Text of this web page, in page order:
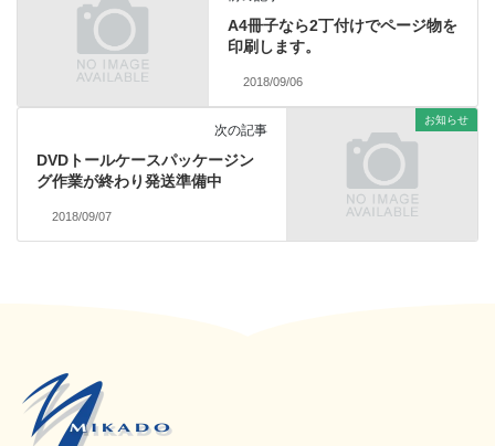
A4冊子なら2丁付けでページ物を
印刷します。
2018/09/06
お知らせ
次の記事
DVDトールケースパッケージン
グ作業が終わり発送準備中
2018/09/07